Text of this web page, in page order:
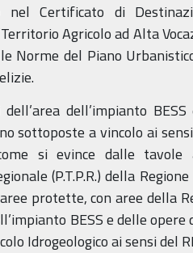
nel Certificato di
Agricolo ad Alta
Norme del Piano
dell’impianto
sottoposte a vincolo ai
si evince dalle
(P.T.P.R.) della
protette, con aree della
BESS e delle
Idrogeologico ai sensi del